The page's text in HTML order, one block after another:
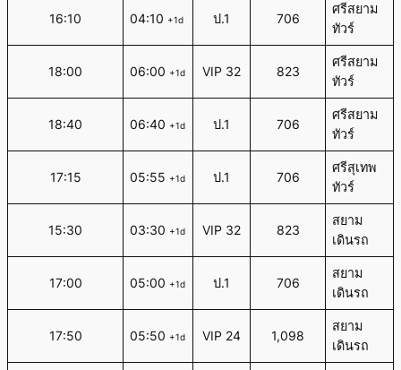
16:10 04:10 +1d ป.1 706
ศรีสยาม
ทัวร์
18:00 06:00 +1d VIP 32 823
ศรีสยาม
ทัวร์
18:40 06:40 +1d ป.1 706
ศรีสยาม
ทัวร์
17:15 05:55 +1d ป.1 706
ศรีสุเทพ
ทัวร์
15:30 03:30 +1d VIP 32 823
สยาม
เดินรถ
17:00 05:00 +1d ป.1 706
สยาม
เดินรถ
17:50 05:50 +1d VIP 24 1,098
สยาม
เดินรถ